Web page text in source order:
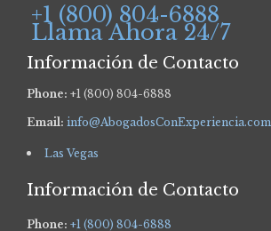
+1 (800) 804-6888
Llama Ahora 24/7
Información de Contacto
Phone: +1 (800) 804-6888
Email: info@AbogadosConExperiencia.com
Las Vegas
Información de Contacto
Phone: +1 (800) 804-6888